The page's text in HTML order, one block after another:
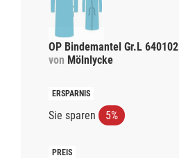
OP Bindemantel Gr.L 640102
von Mölnlycke
Sie sparen 5%